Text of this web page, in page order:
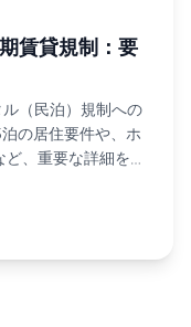
賃貸規制：要
（民泊）規制への
の居住要件や、ホ
、重要な詳細を把